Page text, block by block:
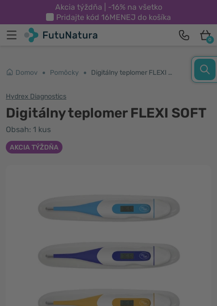
Akcia týždňa | -16% na všetko
Pridajte kód 16MENEJ do košíka
0
Domov Pomôcky Digitálny teplomer FLEXI SOFT
Hydrex Diagnostics
Digitálny teplomer FLEXI SOFT
Obsah: 1 kus
AKCIA TÝŽDŇA